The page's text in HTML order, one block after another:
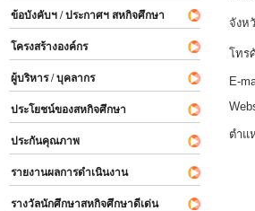
ข้อบังคับฯ / ประกาศฯ สหกิจศึกษา
โครงสร้างองค์กร
ผู้บริหาร / บุคลากร
ประโยชน์ของสหกิจศึกษา
ประกันคุณภาพ
รายงานผลการดำเนินงาน
รางวัลนักศึกษาสหกิจศึกษาดีเด่น
จังห
โทร
E-
ตำแ